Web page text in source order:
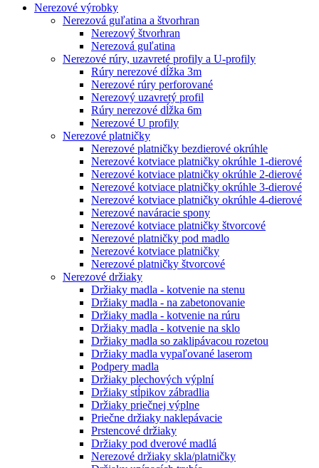
Nerezové výrobky
Nerezová guľatina a štvorhran
Nerezový štvorhran
Nerezová guľatina
Nerezové rúry, uzavreté profily a U-profily
Rúry nerezové dĺžka 3m
Nerezové rúry perforované
Nerezový uzavretý profil
Rúry nerezové dĺžka 6m
Nerezové U profily
Nerezové platničky
Nerezové platničky bezdierové okrúhle
Nerezové kotviace platničky okrúhle 1-dierové
Nerezové kotviace platničky okrúhle 2-dierové
Nerezové kotviace platničky okrúhle 3-dierové
Nerezové kotviace platničky okrúhle 4-dierové
Nerezové naváracie spony
Nerezové kotviace platničky štvorcové
Nerezové platničky pod madlo
Nerezové kotviace platničky
Nerezové platničky štvorcové
Nerezové držiaky
Držiaky madla - kotvenie na stenu
Držiaky madla - na zabetonovanie
Držiaky madla - kotvenie na rúru
Držiaky madla - kotvenie na sklo
Držiaky madla so zaklipávacou rozetou
Držiaky madla vypaľované laserom
Podpery madla
Držiaky plechových výplní
Držiaky stĺpikov zábradlia
Držiaky priečnej výplne
Priečne držiaky naklepávacie
Prstencové držiaky
Držiaky pod dverové madlá
Nerezové držiaky skla/platničky